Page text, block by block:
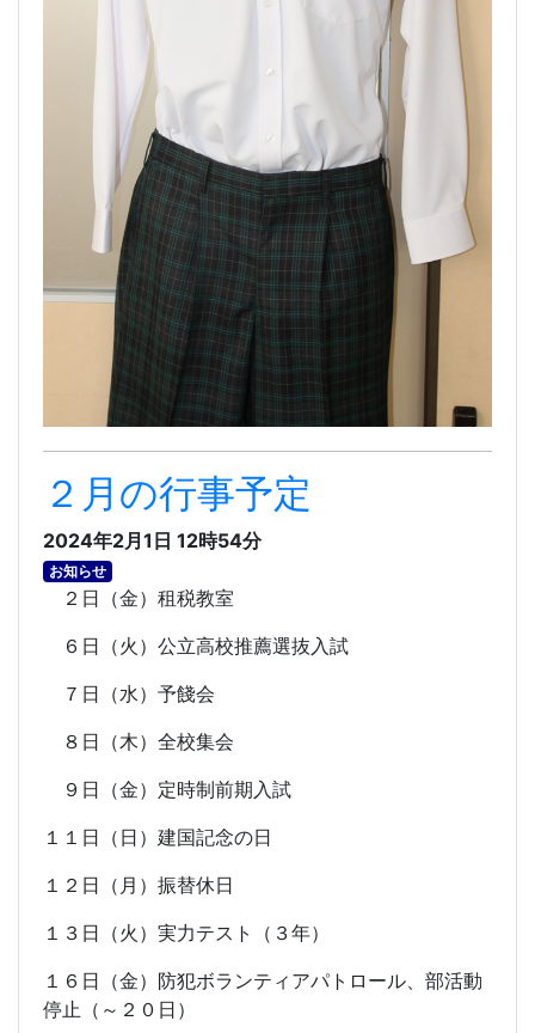
２月の行事予定
2024年2月1日 12時54分
お知らせ
２日（金）租税教室
６日（火）公立高校推薦選抜入試
７日（水）予餞会
８日（木）全校集会
９日（金）定時制前期入試
１１日（日）建国記念の日
１２日（月）振替休日
１３日（火）実力テスト（３年）
１６日（金）防犯ボランティアパトロール、部活動
停止（～２０日）